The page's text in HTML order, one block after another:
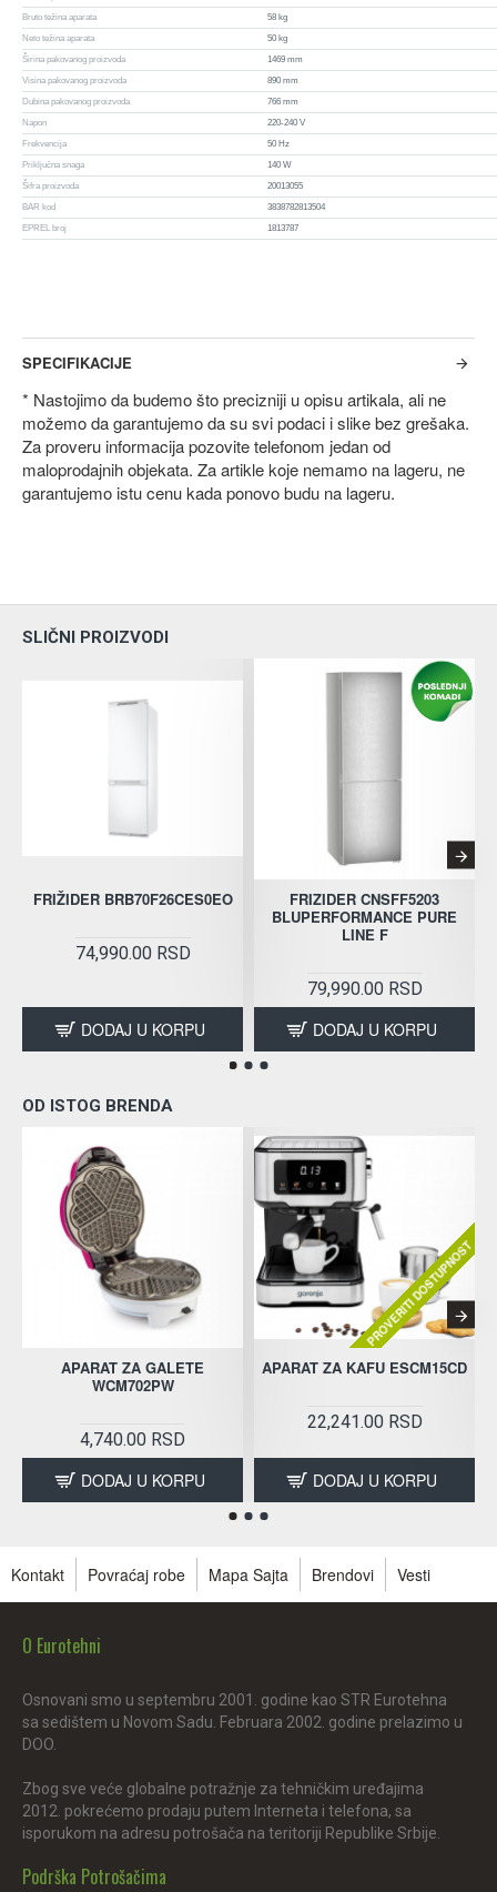
Bruto težina aparata 58 kg
Neto težina aparata 50 kg
Širina pakovanog proizvoda 1469 mm
Visina pakovanog proizvoda 890 mm
Dubina pakovanog proizvoda 766 mm
Napon 220-240 V
Frekvencija 50 Hz
Priključna snaga 140 W
Šifra proizvoda 20013055
BAR kod 3838782813504
EPREL broj 1813787
SPECIFIKACIJE
* Nastojimo da budemo što precizniji u opisu artikala, ali ne
možemo da garantujemo da su svi podaci i slike bez grešaka.
Za proveru informacija pozovite telefonom jedan od
maloprodajnih objekata. Za artikle koje nemamo na lageru, ne
garantujemo istu cenu kada ponovo budu na lageru.
SLIČNI PROIZVODI
FRIŽIDER BRB70F26CES0EO
74,990.00 RSD
DODAJ U KORPU
FRIZIDER CNSFF5203
BLUPERFORMANCE PURE
LINE F
79,990.00 RSD
DODAJ U KORPU
OD ISTOG BRENDA
APARAT ZA GALETE
WCM702PW
4,740.00 RSD
DODAJ U KORPU
PROVERITI DOSTUPNOST
APARAT ZA KAFU ESCM15CD
22,241.00 RSD
DODAJ U KORPU
Kontakt Povraćaj robe Mapa Sajta Brendovi Vesti
O Eurotehni
Osnovani smo u septembru 2001. godine kao STR Eurotehna
sa sedištem u Novom Sadu. Februara 2002. godine prelazimo u
DOO.
Zbog sve veće globalne potražnje za tehničkim uređajima
2012. pokrećemo prodaju putem Interneta i telefona, sa
isporukom na adresu potrošača na teritoriji Republike Srbije.
Podrška Potrošačima